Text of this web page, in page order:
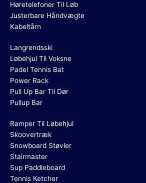
Høretelefoner Til Løb
Justerbare Håndvægte
Kabeltårn
Langrendsski
Løbehjul Til Voksne
Padel Tennis Bat
Power Rack
Pull Up Bar Til Dør
Pullup Bar
Ramper Til Løbehjul
Skoovertræk
Snowboard Støvler
Stairmaster
Sup Paddleboard
Tennis Ketcher